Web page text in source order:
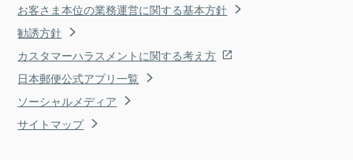
お客さま本位の業務運営に関する基本方針
勧誘方針
カスタマーハラスメントに関する考え方
日本郵便公式アプリ一覧
ソーシャルメディア
サイトマップ